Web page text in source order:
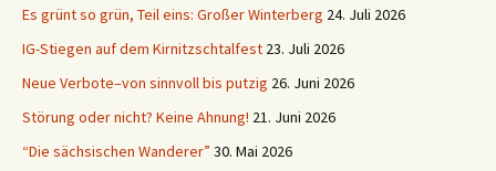
Es grünt so grün, Teil eins: Großer Winterberg 24. Juli 2026
IG-Stiegen auf dem Kirnitzschtalfest 23. Juli 2026
Neue Verbote–von sinnvoll bis putzig 26. Juni 2026
Störung oder nicht? Keine Ahnung! 21. Juni 2026
“Die sächsischen Wanderer” 30. Mai 2026